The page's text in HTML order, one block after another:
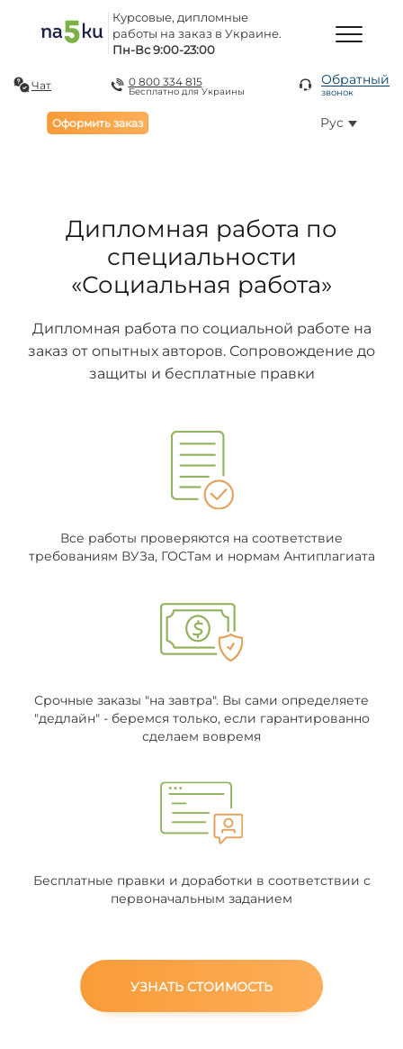
Курсовые, дипломные
работы на заказ в Украине.
Пн-Вс 9:00-23:00
Чат 0 800 334 815
Бесплатно для Украины
Обратный
звонок
Оформить заказ Рус
Дипломная работа по
специальности
«Социальная работа»
Дипломная работа по социальной работе на
заказ от опытных авторов. Сопровождение до
защиты и бесплатные правки
Все работы проверяются на соответствие
требованиям ВУЗа, ГОСТам и нормам Антиплагиата
Срочные заказы "на завтра". Вы сами определяете
"дедлайн" - беремся только, если гарантированно
сделаем вовремя
Бесплатные правки и доработки в соответствии с
первоначальным заданием
УЗНАТЬ СТОИМОСТЬ